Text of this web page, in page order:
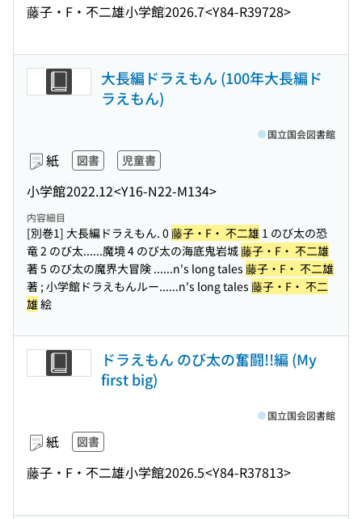
藤子・F・不二雄小学館2026.7<Y84-R39728>
大長編ドラえもん (100年大長編ド
ラえもん)
紙 図書 児童書
小学館2022.12<Y16-N22-M134>
国立国会図書館
内容細目
[別巻1] 大長編ドラえもん. 0 藤子・F・ 不二雄 1 のび太の恐
竜 2 のび太......魔境 4 のび太の海底鬼岩城藤子・F・ 不二雄
著 5 のび太の魔界大冒険 ......n's long tales 藤子・F・ 不二雄
著 ; 小学館ドラえもんルー......n's long tales 藤子・F・ 不二
雄絵
ドラえもん のび太の奮闘!!編 (My
first big)
紙 図書
藤子・F・不二雄小学館2026.5<Y84-R37813>
国立国会図書館